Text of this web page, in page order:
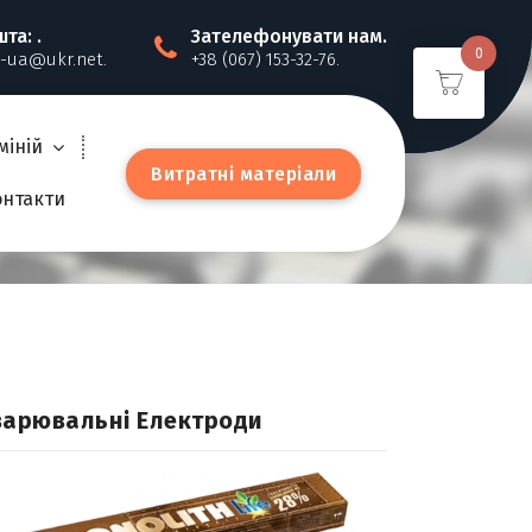
.
ua@ukr.net.
Зателефонувати нам.
+38 (067) 153-32-76.
Витратні матеріали
Електроди
0